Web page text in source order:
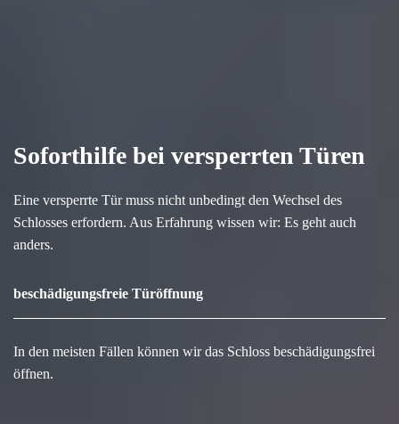
Soforthilfe bei versperrten Türen
Eine versperrte Tür muss nicht unbedingt den Wechsel des
Schlosses erfordern. Aus Erfahrung wissen wir: Es geht auch
anders.
beschädigungsfreie Türöffnung
In den meisten Fällen können wir das Schloss beschädigungsfrei
öffnen.